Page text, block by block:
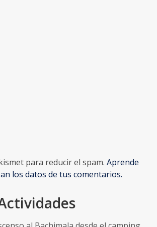
para reducir el spam. Aprende
los datos de tus comentarios.